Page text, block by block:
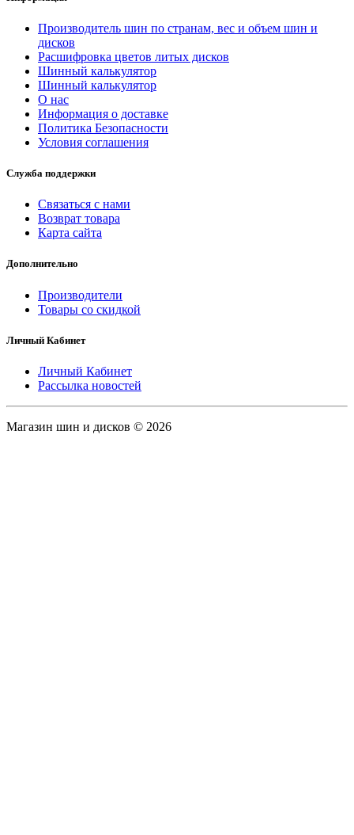
Производитель шин по странам, вес и объем шин и
дисков
Расшифровка цветов литых дисков
Шинный калькулятор
Шинный калькулятор
О нас
Информация о доставке
Политика Безопасности
Условия соглашения
Служба поддержки
Связаться с нами
Возврат товара
Карта сайта
Дополнительно
Производители
Товары со скидкой
Личный Кабинет
Личный Кабинет
Рассылка новостей
Магазин шин и дисков © 2026